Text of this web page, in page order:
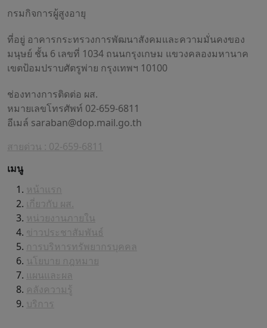
กรมกิจการผู้สูงอายุ
ที่อยู่ อาคารกระทรวงการพัฒนาสังคมและความมั่นคงของ
มนุษย์ ชั้น 6 เลขที่ 1034 ถนนกรุงเกษม แขวงคลองมหานาค
เขตป้อมปราบศัตรูพ่าย กรุงเทพฯ 10100
ช่องทางการติดต่อ ผส.
หมายเลขโทรศัพท์ 02-659-6811
อีเมล์ saraban@dop.mail.go.th
สายด่วน : 02-659-6811
เมนู
หน้าแรก
เกี่ยวกับ ผส.
หน่วยงานภายใน
ข่าวประชาสัมพันธ์
การบริหารทรัพยากรบุคคล
นโยบาย กฎหมาย
แผนและผล
คลังความรู้
บริการ